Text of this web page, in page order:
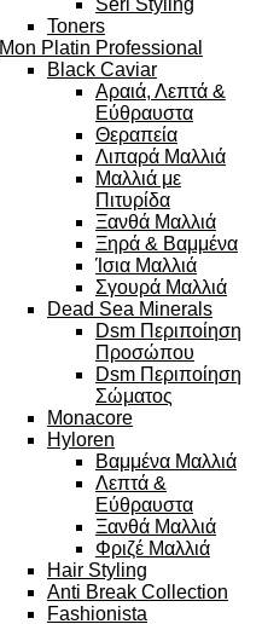
Seri Styling
Toners
Mon Platin Professional
Black Caviar
Αραιά, Λεπτά &
Εύθραυστα
Θεραπεία
Λιπαρά Μαλλιά
Μαλλιά με
Πιτυρίδα
Ξανθά Μαλλιά
Ξηρά & Βαμμένα
Ίσια Μαλλιά
Σγουρά Μαλλιά
Dead Sea Minerals
Dsm Περιποίηση
Προσώπου
Dsm Περιποίηση
Σώματος
Monacore
Hyloren
Βαμμένα Μαλλιά
Λεπτά &
Εύθραυστα
Ξανθά Μαλλιά
Φριζέ Μαλλιά
Hair Styling
Anti Break Collection
Fashionista